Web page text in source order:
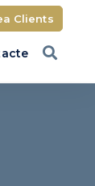
Clients